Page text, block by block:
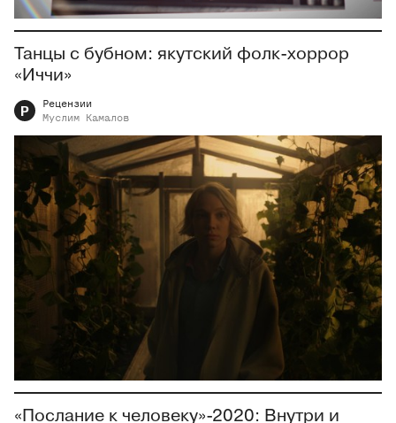
Танцы с бубном: якутский фолк-хоррор
«Иччи»
Р
Рецензии
Муслим
Камалов
«Послание к человеку»-2020: Внутри и